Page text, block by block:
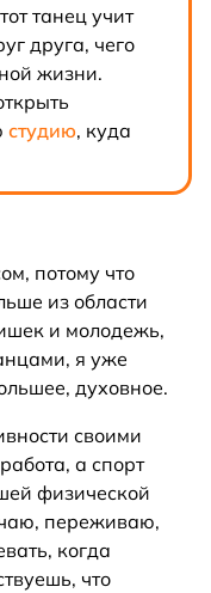
танец учит
друга, чего
жизни.
студию, куда
потому что
из области
и молодежь,
я уже
духовное.
своими
а спорт
физической
переживаю,
когда
что